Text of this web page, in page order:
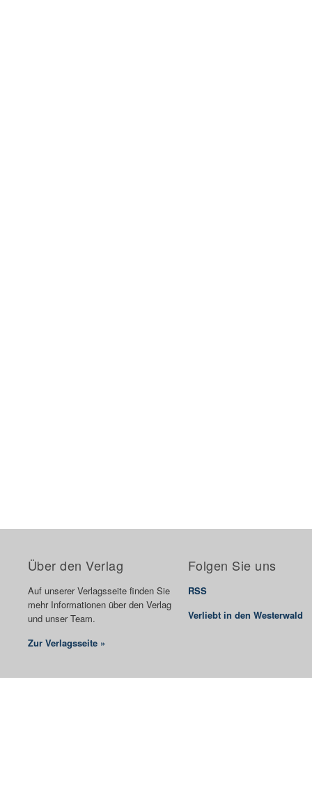
Über den Verlag
Auf unserer Verlagsseite finden Sie
mehr Informationen über den Verlag
und unser Team.
Zur Verlagsseite »
Folgen Sie uns
RSS
Verliebt in den Westerwald